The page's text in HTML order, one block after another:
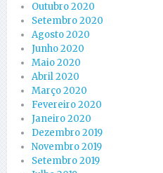
Outubro 2020
Setembro 2020
Agosto 2020
Junho 2020
Maio 2020
Abril 2020
Março 2020
Fevereiro 2020
Janeiro 2020
Dezembro 2019
Novembro 2019
Setembro 2019